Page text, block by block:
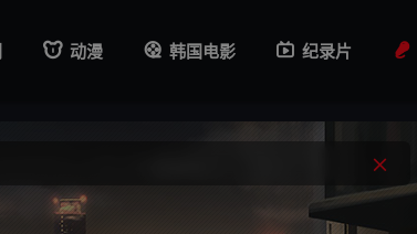
动漫 韩国电影 纪录片